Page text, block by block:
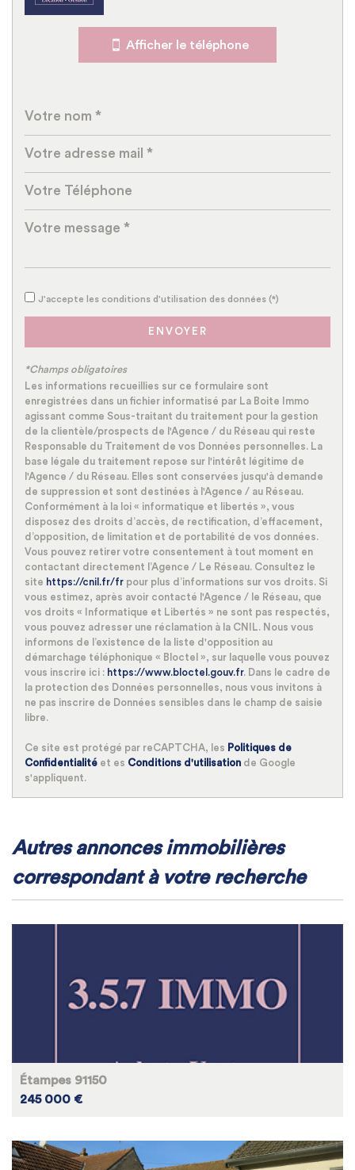
École maternelle
École primaire
Mairie
Statistiques
Nombre d'habitants
Taxe foncière
Habitants de moins de 25 ans
Habitants de plus de 55 ans
Nombre d'enfants par famille
Familles sans enfant 52,96 %
Familles avec 1 ou 2 enfants 38,48 %
Maisons 87,60 %
Appartements 12,40 %
Familles avec 3 enfants 7,72 %
Afficher le téléphone
J'accepte les conditions d'utilisation des données (*)
ENVOYER
*Champs obligatoires
Les informations recueillies sur ce formulaire sont
enregistrées dans un fichier informatisé par La Boite Immo
agissant comme Sous-traitant du traitement pour la gestion
de la clientèle/prospects de l'Agence / du Réseau qui reste
Responsable du Traitement de vos Données personnelles. La
base légale du traitement repose sur l'intérêt légitime de
l'Agence / du Réseau. Elles sont conservées jusqu'à demande
de suppression et sont destinées à l'Agence / au Réseau.
Conformément à la loi « informatique et libertés », vous
disposez des droits d’accès, de rectification, d’effacement,
d’opposition, de limitation et de portabilité de vos données.
Vous pouvez retirer votre consentement à tout moment en
contactant directement l’Agence / Le Réseau. Consultez le
site https://cnil.fr/fr pour plus d’informations sur vos droits. Si
vous estimez, après avoir contacté l'Agence / le Réseau, que
vos droits « Informatique et Libertés » ne sont pas respectés,
vous pouvez adresser une réclamation à la CNIL. Nous vous
informons de l’existence de la liste d'opposition au
démarchage téléphonique « Bloctel », sur laquelle vous pouvez
vous inscrire ici : https://www.bloctel.gouv.fr. Dans le cadre de
la protection des Données personnelles, nous vous invitons à
ne pas inscrire de Données sensibles dans le champ de saisie
libre.
Ce site est protégé par reCAPTCHA, les Politiques de
Confidentialité et es Conditions d'utilisation de Google
s'appliquent.
autres annonces immobilières
correspondant à votre recherche
Étampes 91150
245 000 €